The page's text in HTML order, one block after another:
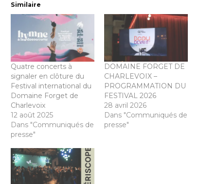
Similaire
Quatre concerts à
signaler en clôture du
Festival international du
Domaine Forget de
Charlevoix
12 août 2025
Dans "Communiqués de
presse"
DOMAINE FORGET DE
CHARLEVOIX –
PROGRAMMATION DU
FESTIVAL 2026
28 avril 2026
Dans "Communiqués de
presse"